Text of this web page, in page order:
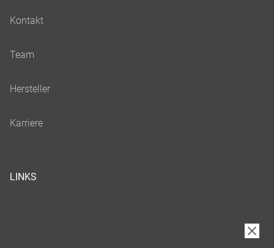
LINKS